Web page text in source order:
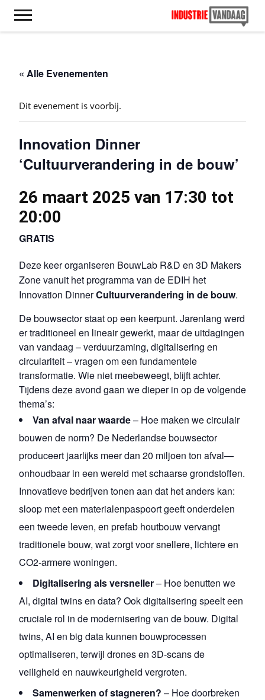
« Alle Evenementen
Dit evenement is voorbij.
Innovation Dinner
‘Cultuurverandering in de bouw’
26 maart 2025 van 17:30 tot
20:00
GRATIS
Deze keer organiseren BouwLab R&D en 3D Makers
Zone vanuit het programma van de EDIH het
Innovation DinnerCultuurverandering in de bouw.
De bouwsector staat op een keerpunt. Jarenlang werd
er traditioneel en lineair gewerkt, maar de uitdagingen
van vandaag – verduurzaming, digitalisering en
circulariteit – vragen om een fundamentele
transformatie. Wie niet meebeweegt, blijft achter.
Tijdens deze avond gaan we dieper in op de volgende
thema’s:
Van afval naar waarde– Hoe maken we circulair
bouwen de norm? De Nederlandse bouwsector
produceert jaarlijks meer dan 20 miljoen ton afval—
onhoudbaar in een wereld met schaarse grondstoffen.
Innovatieve bedrijven tonen aan dat het anders kan:
sloop met een materialenpaspoort geeft onderdelen
een tweede leven, en prefab houtbouw vervangt
traditionele bouw, wat zorgt voor snellere, lichtere en
CO2-armere woningen.
Digitalisering als versneller– Hoe benutten we
AI, digital twins en data? Ook digitalisering speelt een
cruciale rol in de modernisering van de bouw. Digital
twins, AI en big data kunnen bouwprocessen
optimaliseren, terwijl drones en 3D-scans de
veiligheid en nauwkeurigheid vergroten.
Samenwerken of stagneren? – Hoe doorbreken